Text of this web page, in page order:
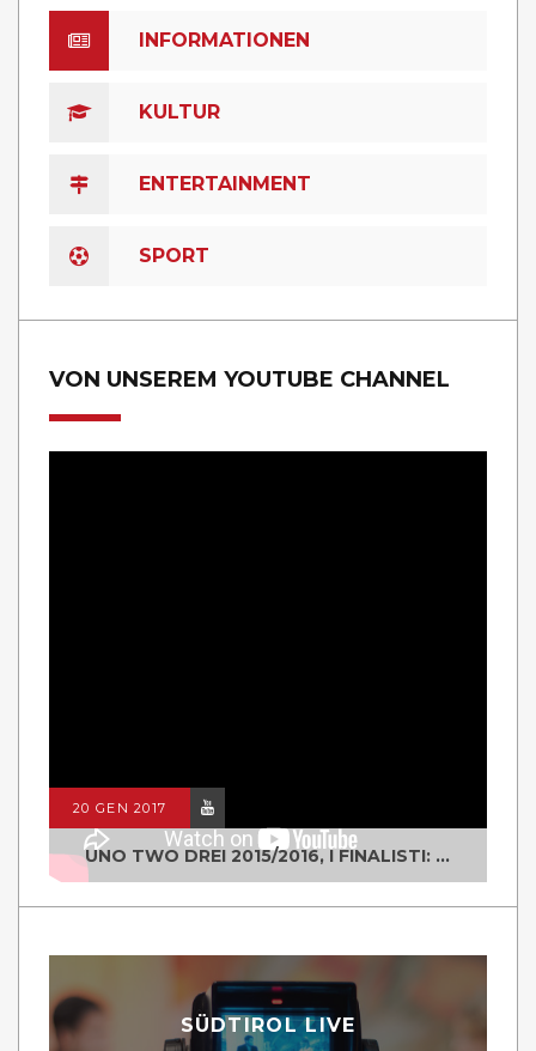
INFORMATIONEN
KULTUR
ENTERTAINMENT
SPORT
VON UNSEREM YOUTUBE CHANNEL
20 GEN 2017
UNO TWO DREI 2015/2016, I FINALISTI: CLASSE IV ALS ISTITUTO "DEGASPERI" BORGO VALSUGANA
SÜDTIROL LIVE